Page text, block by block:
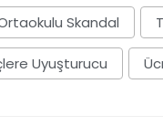
Skandal
Uyuşturucu